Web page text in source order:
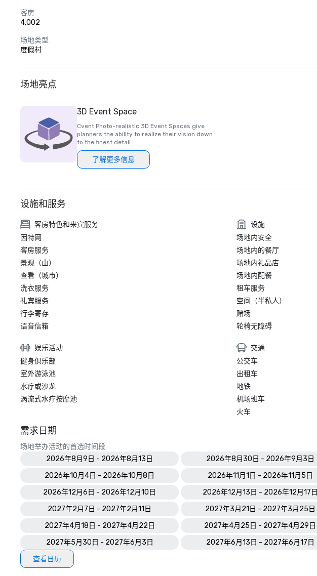
客房
4,002
场地类型
度假村
场地亮点
3D Event Space
Cvent Photo-realistic 3D Event Spaces give
planners the ability to realize their vision down
to the finest detail.
了解更多信息
设施和服务
客房特色和来宾服务
因特网
客房服务
景观（山）
查看（城市）
洗衣服务
礼宾服务
行李寄存
语音信箱
设施
场地内安全
场地内的餐厅
场地内礼品店
场地内配餐
租车服务
空间（半私人）
赌场
轮椅无障碍
娱乐活动
健身俱乐部
室外游泳池
水疗或沙龙
涡流式水疗按摩池
交通
公交车
出租车
地铁
机场班车
火车
需求日期
场地举办活动的首选时间段
2026年8月9日 - 2026年8月13日
2026年8月30日 - 2026年9月3日
2026年10月4日 - 2026年10月8日
2026年11月1日 - 2026年11月5日
2026年12月6日 - 2026年12月10日
2026年12月13日 - 2026年12月17日
2027年2月7日 - 2027年2月11日
2027年3月21日 - 2027年3月25日
2027年4月18日 - 2027年4月22日
2027年4月25日 - 2027年4月29日
2027年5月30日 - 2027年6月3日
2027年6月13日 - 2027年6月17日
查看日历